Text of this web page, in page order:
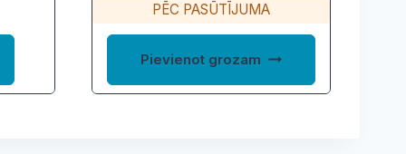
has
PĒC PASŪTĪJUMA
Pievienot grozam